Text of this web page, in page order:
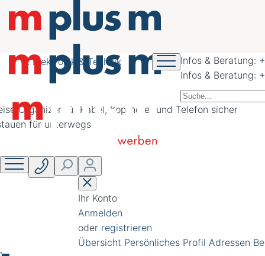
Infos & Beratung:
Infos & Beratung:
Ihr Konto
Anmelden
oder registrieren
Übersicht Persönliches Profil Adressen
nachhaltig schöner werben
Elektronik & Technik